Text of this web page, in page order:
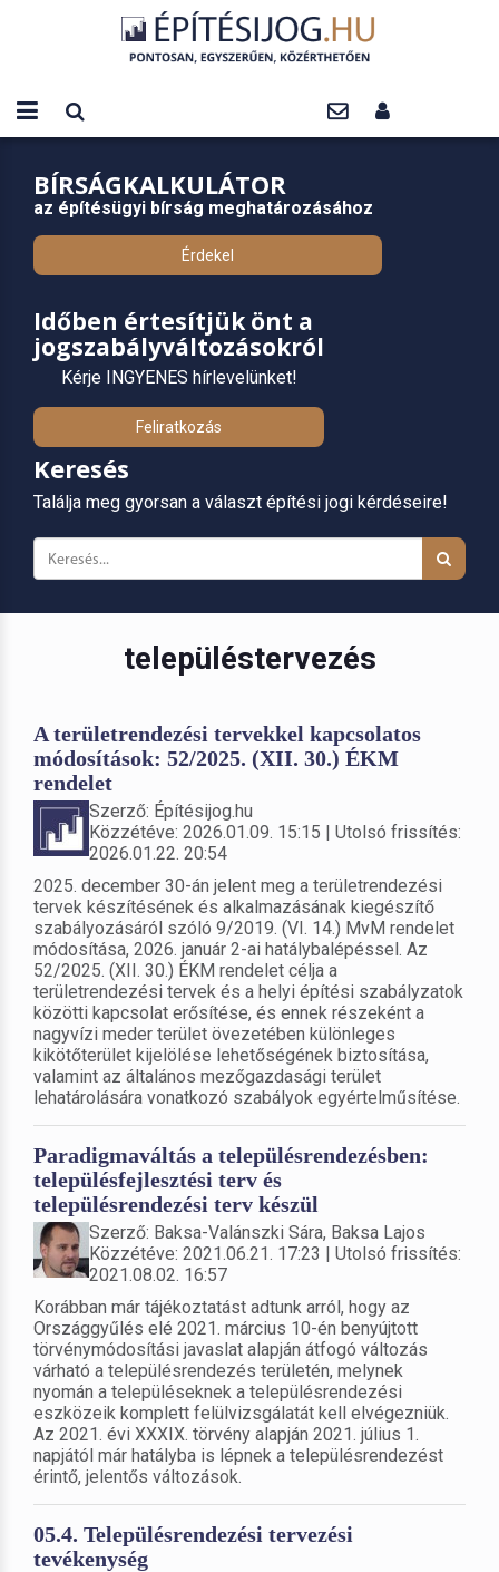
BÍRSÁGKALKULÁTOR
az építésügyi bírság meghatározásához
Érdekel
Időben értesítjük önt a
jogszabályváltozásokról
Kérje INGYENES hírlevelünket!
Feliratkozás
Keresés
Találja meg gyorsan a választ építési jogi kérdéseire!
településtervezés
A területrendezési tervekkel kapcsolatos
módosítások: 52/2025. (XII. 30.) ÉKM
rendelet
Szerző: Építésijog.hu
Közzétéve: 2026.01.09. 15:15 | Utolsó frissítés:
2026.01.22. 20:54
2025. december 30-án jelent meg a területrendezési
tervek készítésének és alkalmazásának kiegészítő
szabályozásáról szóló 9/2019. (VI. 14.) MvM rendelet
módosítása, 2026. január 2-ai hatálybalépéssel. Az
52/2025. (XII. 30.) ÉKM rendelet célja a
területrendezési tervek és a helyi építési szabályzatok
közötti kapcsolat erősítése, és ennek részeként a
nagyvízi meder terület övezetében különleges
kikötőterület kijelölése lehetőségének biztosítása,
valamint az általános mezőgazdasági terület
lehatárolására vonatkozó szabályok egyértelműsítése.
Paradigmaváltás a településrendezésben:
településfejlesztési terv és
településrendezési terv készül
Szerző: Baksa-Valánszki Sára, Baksa Lajos
Közzétéve: 2021.06.21. 17:23 | Utolsó frissítés:
2021.08.02. 16:57
Korábban már tájékoztatást adtunk arról, hogy az
Országgyűlés elé 2021. március 10-én benyújtott
törvénymódosítási javaslat alapján átfogó változás
várható a településrendezés területén, melynek
nyomán a településeknek a településrendezési
eszközeik komplett felülvizsgálatát kell elvégezniük.
Az 2021. évi XXXIX. törvény alapján 2021. július 1.
napjától már hatályba is lépnek a településrendezést
érintő, jelentős változások.
05.4. Településrendezési tervezési
tevékenység